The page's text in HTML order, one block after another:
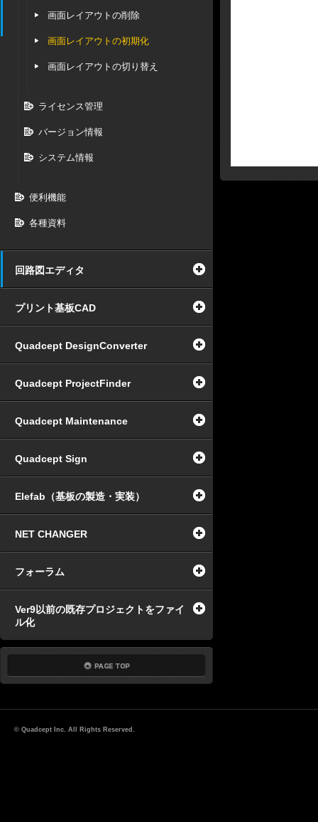
画面レイアウトの削除
画面レイアウトの初期化
画面レイアウトの切り替え
ライセンス管理
バージョン情報
システム情報
便利機能
各種資料
回路図エディタ
プリント基板CAD
Quadcept DesignConverter
Quadcept ProjectFinder
Quadcept Maintenance
Quadcept Sign
Elefab（基板の製造・実装）
NET CHANGER
フォーラム
Ver9以前の既存プロジェクトをファイ
ル化
© Quadcept Inc. All Rights Reserved.